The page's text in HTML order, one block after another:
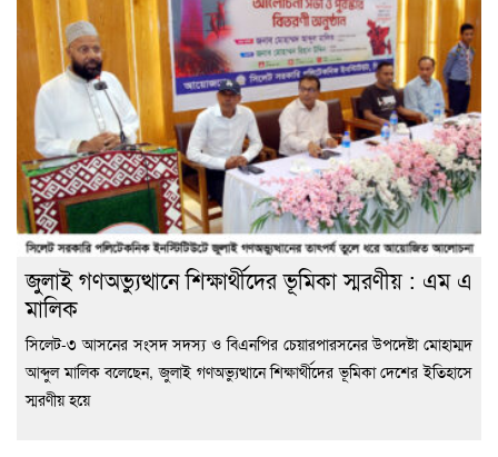
জুলাই গণঅভ্যুত্থানে শিক্ষার্থীদের ভূমিকা স্মরণীয় : এম এ
মালিক
সিলেট-৩ আসনের সংসদ সদস্য ও বিএনপির চেয়ারপারসনের উপদেষ্টা মোহাম্মদ
আব্দুল মালিক বলেছেন, জুলাই গণঅভ্যুত্থানে শিক্ষার্থীদের ভূমিকা দেশের ইতিহাসে
স্মরণীয় হয়ে